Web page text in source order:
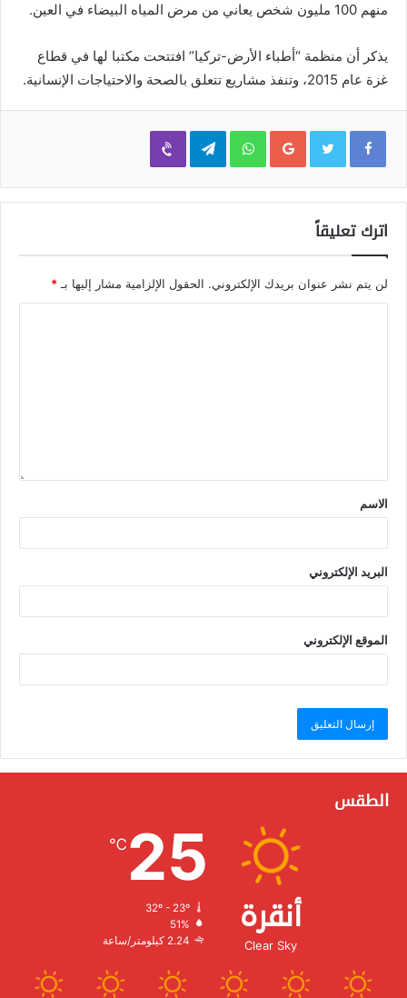
منهم 100 مليون شخص يعاني من مرض المياه البيضاء في العين.
يذكر أن منظمة “أطباء الأرض-تركيا” افتتحت مكتبا لها في قطاع
غزة عام 2015، وتنفذ مشاريع تتعلق بالصحة والاحتياجات الإنسانية.
Google+
WhatsApp
Telegram
Viber
اترك تعليقاً
لن يتم نشر عنوان بريدك الإلكتروني. الحقول الإلزامية مشار إليها بـ *
الاسم
البريد الإلكتروني
الموقع الإلكتروني
الطقس
أنقرة
Clear Sky
25
℃
32º - 23º
الرطوبة:
الرياح: